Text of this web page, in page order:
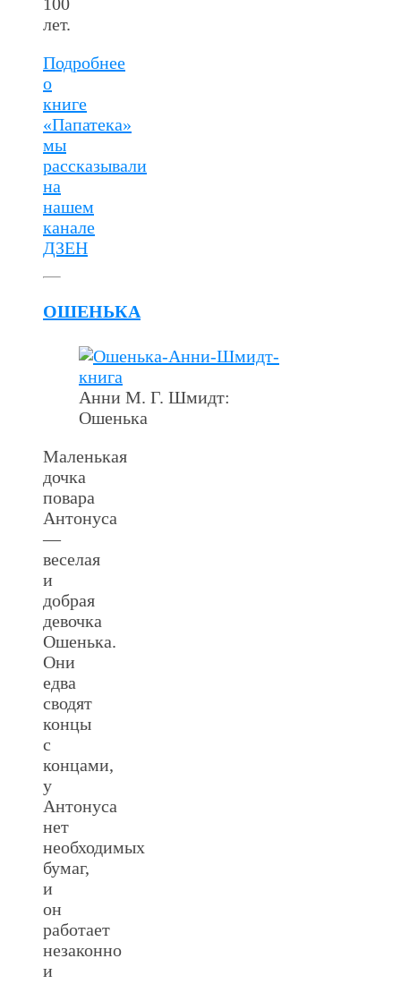
лет.
Подробнее
о
книге
«Папатека»
мы
рассказывали
на
нашем
канале
ДЗЕН
ОШЕНЬКА
Анни М. Г. Шмидт:
Ошенька
Маленькая
дочка
повара
Антонуса
—
веселая
и
добрая
девочка
Ошенька.
Они
едва
сводят
концы
с
концами,
у
Антонуса
нет
необходимых
бумаг,
и
он
работает
незаконно
и